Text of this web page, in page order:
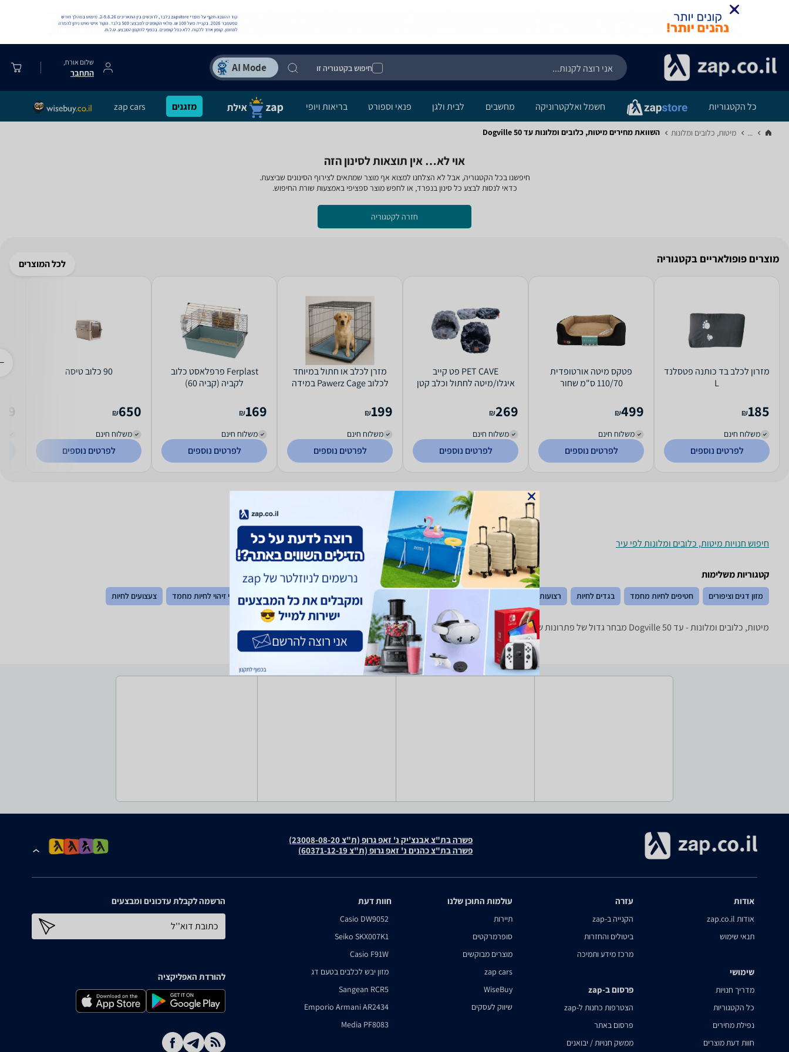
חיפוש בקטגוריה זו
שלום אורח,
התחבר
כל הקטגוריות חשמל ואלקטרוניקה מחשבים לבית ולגן פנאי וספורט בריאות ויופי מזגנים zap cars
... מיטות, כלובים ומלונות‏ השוואת מחירים מיטות, כלובים ומלונות ‏עד 50 ‏Dogville
אוי לא… אין תוצאות לסינון הזה
חיפשנו בכל הקטגוריה, אבל לא הצלחנו למצוא אף מוצר שמתאים לצירוף הסינונים שביצעת.
כדאי לנסות לבצע כל סינון בנפרד, או לחפש מוצר ספציפי באמצעות שורת החיפוש.
חזרה לקטגוריה
מוצרים פופולאריים בקטגוריה לכל המוצרים
מזרון לכלב בד כותנה פטסלנד
L
185
₪
משלוח חינם
לפרטים נוספים
פטקס מיטה אורטופדית
110/70 ס"מ שחור
499
₪
משלוח חינם
לפרטים נוספים
PET CAVE פט קייב
איגלו/מיטה לחתול וכלב קטן
269
₪
משלוח חינם
לפרטים נוספים
מזרן לכלב או חתול במיוחד
לכלוב Pawerz Cage במידה
199
₪
משלוח חינם
לפרטים נוספים
Ferplast פרפלאסט כלוב
לקביה (קביה 60)
169
₪
משלוח חינם
לפרטים נוספים
90 כלוב טיסה
650
₪
משלוח חינם
לפרטים נוספים
חיפוש חנויות מיטות, כלובים ומלונות לפי עיר
קטגוריות משלימות
מזון דגים וציפורים חטיפים לחיות מחמד בגדים לחיות רצועות, קולרים ורתמות מזון כלבים וחתולים כלי אוכל ומים צרכים תגי זיהוי לחיות מחמד צעצועים לחיות
מיטות, כלובים ומלונות - ‏עד 50 ‏Dogville מבחר גדול של פתרונות שינה לחיות מחמד: מלונות, מיטות, כלובים, טרריומים, כלובי הטסה ועוד!
פשרה בת"צ אבנצ'יק נ' זאפ גרופ (ת"צ 23008-08-20)
פשרה בת"צ כהנים נ' זאפ גרופ (ת"צ 60371-12-19)
אודות
אודות zap.co.il
תנאי שימוש
שימושי
מדריך חנויות
כל הקטגוריות
נפילת מחירים
חוות דעת מוצרים
עזרה
הקנייה ב-zap
ביטולים והחזרות
מרכז מידע ותמיכה
פרסום ב-zap
הצטרפות כחנות ל-zap
פרסום באתר
ממשק חנויות / יבואנים
עולמות התוכן שלנו
תיירות
סופרמרקטים
מוצרים מבוקשים
zap cars
WiseBuy
שיווק לעסקים
חוות דעת
Casio DW9052
Seiko SKX007K1
Casio F91W
מזון יבש לכלבים בטעם דג
Sangean RCR5
Emporio Armani AR2434
Media PF8083
הרשמה לקבלת עדכונים ומבצעים
כתובת דוא''ל
להורדת האפליקציה